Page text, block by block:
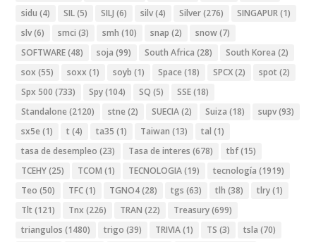
sidu (4) SIL(5) SILJ (6) silv(4) Silver(276) SINGAPUR(1)
slv(6) smci (3) smh (10) snap (2) snow(7)
SOFTWARE(48) soja (99) South Africa (28) South Korea (2)
sox (55) soxx (1) soyb (1) Space (18) SPCX(2) spot (2)
Spx 500 (733) Spy(104) SQ (5) SSE(18)
Standalone (2120) stne (2) SUECIA(2) Suiza (18) supv(93)
sx5e (1) t (4) ta35 (1) Taiwan (13) tal (1)
tasa de desempleo (23) Tasa de interes (678) tbf(15)
TCEHY(25) TCOM (1) TECNOLOGIA(19) tecnología (1919)
Teo (50) TFC(1) TGNO4(28) tgs (63) tlh (38) tlry(1)
Tlt (121) Tnx (226) TRAN (22) Treasury(699)
triangulos (1480) trigo (39) TRIVIA(1) TS (3) tsla (70)